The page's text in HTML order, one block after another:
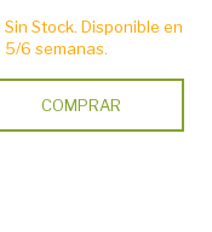
Sin Stock. Disponible en
5/6 semanas.
COMPRAR